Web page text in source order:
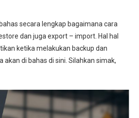
secara lengkap bagaimana cara
dan juga export – import. Hal hal
ketika melakukan backup dan
akan di bahas di sini. Silahkan simak,